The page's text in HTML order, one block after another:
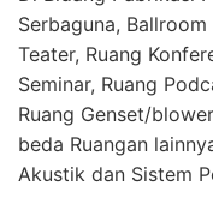
Serbaguna,
Teater, Ruang
Seminar, Ruang
Ruang Genset/
beda Ruangan
Akustik dan Sistem